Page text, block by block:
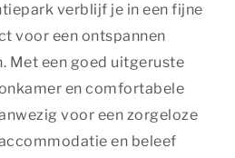
verblijf je in een fijne
voor een ontspannen
Met een goed uitgeruste
en comfortabele
voor een zorgeloze
en beleef